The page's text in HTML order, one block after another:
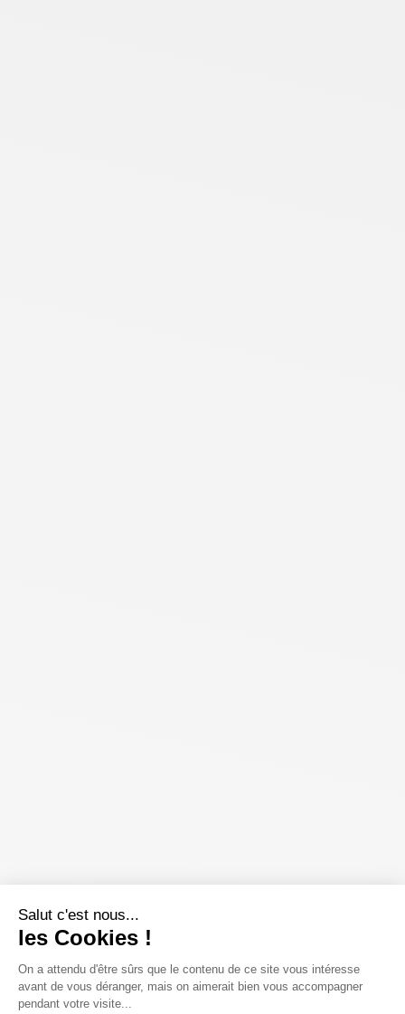
Salut c'est nous...
les Cookies !
On a attendu d'être sûrs que le contenu de ce site vous intéresse
avant de vous déranger, mais on aimerait bien vous accompagner
pendant votre visite...